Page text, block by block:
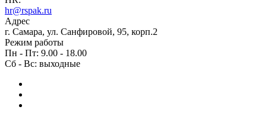
hr@rspak.ru
Адрес
г. Самара, ул. Санфировой, 95, корп.2
Режим работы
Пн - Пт: 9.00 - 18.00
Сб - Вс: выходные